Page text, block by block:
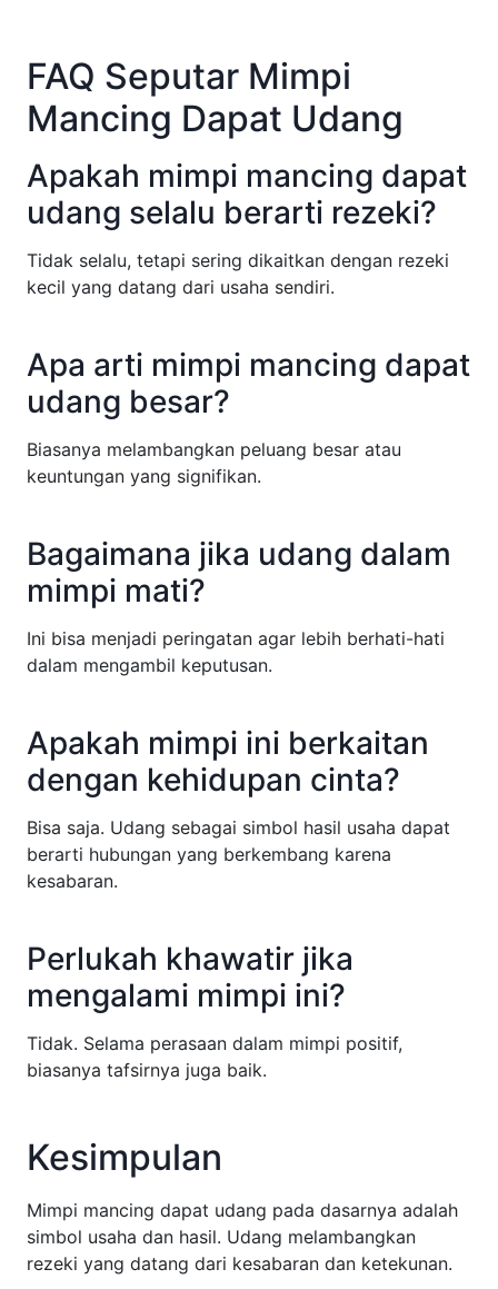
FAQ Seputar Mimpi
Mancing Dapat Udang
Apakah mimpi mancing dapat
udang selalu berarti rezeki?
Tidak selalu, tetapi sering dikaitkan dengan rezeki
kecil yang datang dari usaha sendiri.
Apa arti mimpi mancing dapat
udang besar?
Biasanya melambangkan peluang besar atau
keuntungan yang signifikan.
Bagaimana jika udang dalam
mimpi mati?
Ini bisa menjadi peringatan agar lebih berhati-hati
dalam mengambil keputusan.
Apakah mimpi ini berkaitan
dengan kehidupan cinta?
Bisa saja. Udang sebagai simbol hasil usaha dapat
berarti hubungan yang berkembang karena
kesabaran.
Perlukah khawatir jika
mengalami mimpi ini?
Tidak. Selama perasaan dalam mimpi positif,
biasanya tafsirnya juga baik.
Kesimpulan
Mimpi mancing dapat udang pada dasarnya adalah
simbol usaha dan hasil. Udang melambangkan
rezeki yang datang dari kesabaran dan ketekunan.